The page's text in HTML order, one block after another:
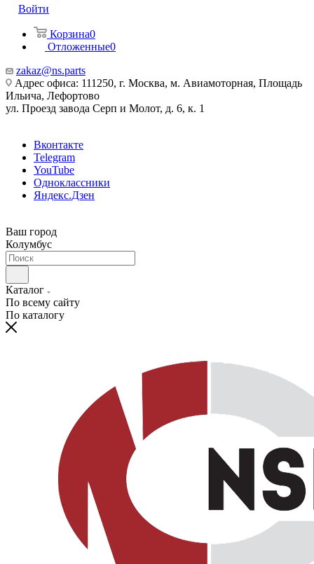
Войти
Корзина0
Отложенные0
zakaz@ns.parts
Адрес офиса: 111250, г. Москва, м. Авиамоторная, Площадь
Ильича, Лефортово
ул. Проезд завода Серп и Молот, д. 6, к. 1
Вконтакте
Telegram
YouTube
Одноклассники
Яндекс.Дзен
Ваш город
Колумбус
Каталог
По всему сайту
По каталогу